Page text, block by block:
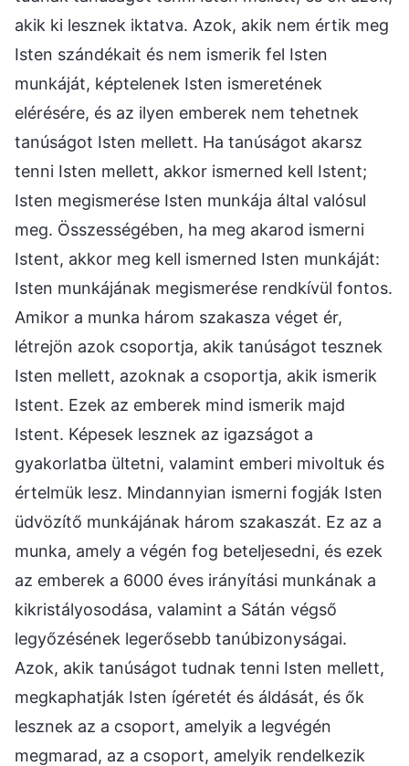
akik ki lesznek iktatva. Azok, akik nem értik meg
Isten szándékait és nem ismerik fel Isten
munkáját, képtelenek Isten ismeretének
elérésére, és az ilyen emberek nem tehetnek
tanúságot Isten mellett. Ha tanúságot akarsz
tenni Isten mellett, akkor ismerned kell Istent;
Isten megismerése Isten munkája által valósul
meg. Összességében, ha meg akarod ismerni
Istent, akkor meg kell ismerned Isten munkáját:
Isten munkájának megismerése rendkívül fontos.
Amikor a munka három szakasza véget ér,
létrejön azok csoportja, akik tanúságot tesznek
Isten mellett, azoknak a csoportja, akik ismerik
Istent. Ezek az emberek mind ismerik majd
Istent. Képesek lesznek az igazságot a
gyakorlatba ültetni, valamint emberi mivoltuk és
értelmük lesz. Mindannyian ismerni fogják Isten
üdvözítő munkájának három szakaszát. Ez az a
munka, amely a végén fog beteljesedni, és ezek
az emberek a 6000 éves irányítási munkának a
kikristályosodása, valamint a Sátán végső
legyőzésének legerősebb tanúbizonyságai.
Azok, akik tanúságot tudnak tenni Isten mellett,
megkaphatják Isten ígéretét és áldását, és ők
lesznek az a csoport, amelyik a legvégén
megmarad, az a csoport, amelyik rendelkezik